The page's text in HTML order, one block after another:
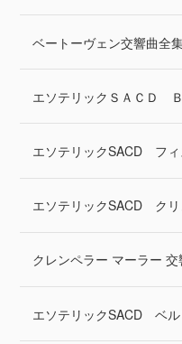
ベートーヴェン交響曲全
エソテリックＳＡＣＤ
エソテリックSACD フィ
エソテリックSACD クリ
クレンペラー マーラー
エソテリックSACD ベ